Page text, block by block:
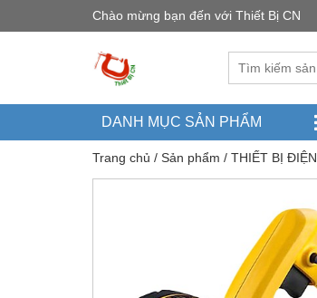
Chào mừng bạn đến với Thiết Bị CN
DANH MỤC SẢN PHẨM
Trang chủ / Sản phẩm / THIẾT BỊ ĐIỆN